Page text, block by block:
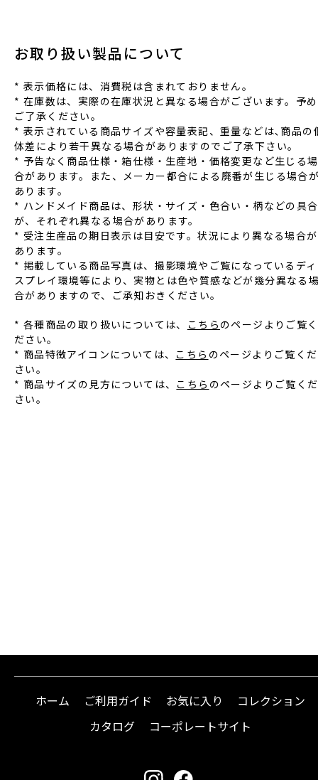
お取り扱い製品について
* 表⽰価格には、消費税は含まれておりません。
* 在庫数は、実際の在庫状況と異なる場合がございます。予め
ご了承ください。
* 表⽰されている商品サイズや容量表記、重量などは､商品の
体差により若⼲異なる場合がありますのでご了承下さい。
* 予告なく商品仕様‧箱仕様‧⽣産地‧価格変更など⽣じる場
合があります。また、メーカー都合による廃番が⽣じる場合
あります。
* ハンドメイド商品は、形状‧サイズ‧⾊合い‧柄などの具合
が、それぞれ異なる場合があります。
* 受注⽣産品の期⽇表⽰は⽬安です。状況により異なる場合が
あります。
* 掲載している商品写真は、撮影環境やご覧になっているディ
スプレイ環境等により、実物とは⾊や質感などが幾分異なる
合がありますので、ご承知おきください。
* 各種商品の取り扱いについては、 こちら のページよりご覧く
ださい。
* 商品特徴アイコンについては、 こちら のページよりご覧くだ
さい。
* 商品サイズの見方については、 こちら のページよりご覧くだ
さい。
ホーム ご利用ガイド お気に入り
コレクション
カタログ
コーポレートサイト